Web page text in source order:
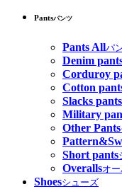
Pantsパンツ
Pants Allパ
Denim
Corduroy
Cotton
Slacks pants
Military
Other Pants
Short pants
Overallsオ
Shoesシューズ